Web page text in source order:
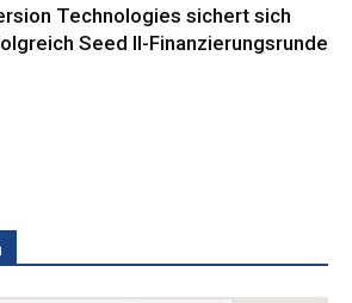
Technologies sichert sich
Seed II-Finanzierungsrunde